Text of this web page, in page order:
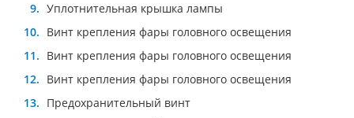
Уплотнительная крышка лампы
Винт крепления фары головного освещения
Винт крепления фары головного освещения
Винт крепления фары головного освещения
Предохранительный винт